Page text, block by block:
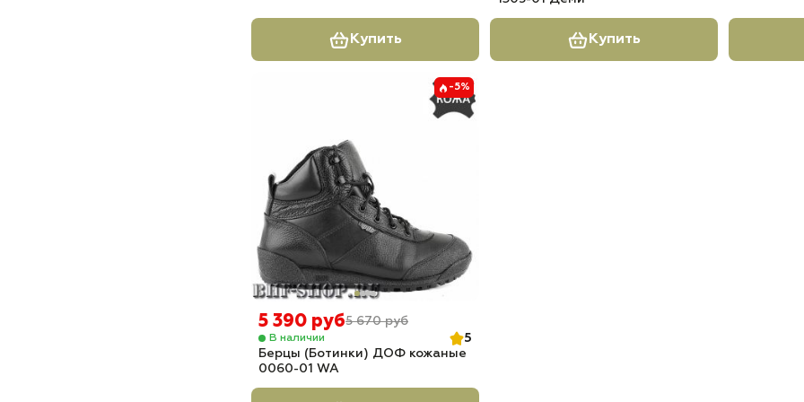
Купить Купить
-5%
5 390 руб5 670 руб
В наличии
5
Берцы (Ботинки) ДОФ кожаные
0060-01 WA